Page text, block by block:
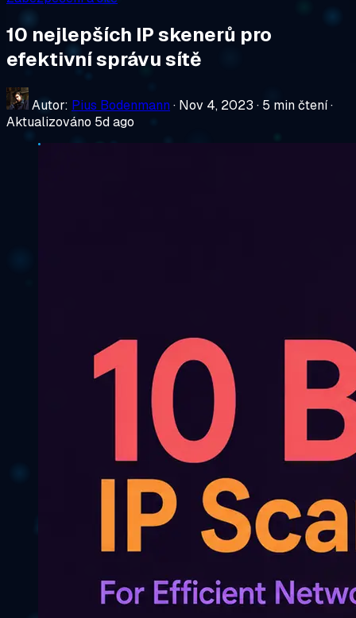
10 nejlepších IP skenerů pro
efektivní správu sítě
Autor: Pius Bodenmann · Nov 4, 2023 · 5 min čtení·
Aktualizováno 5d ago